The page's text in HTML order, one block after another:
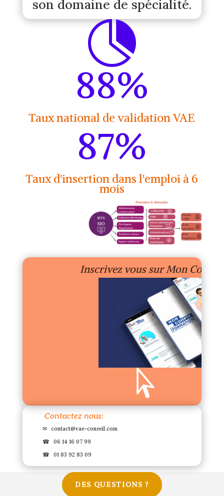
son domaine de spécialité.

88%
Taux national de validation VAE
87%
Taux d'insertion dans l'emploi à 6
mois
Inscrivez vous sur Mon

Contactez nous:
✉ contact@vae-conseil.com
☎
06 14 16 07 99
☎
01 83 92 83 09
DES QUESTIONS ?